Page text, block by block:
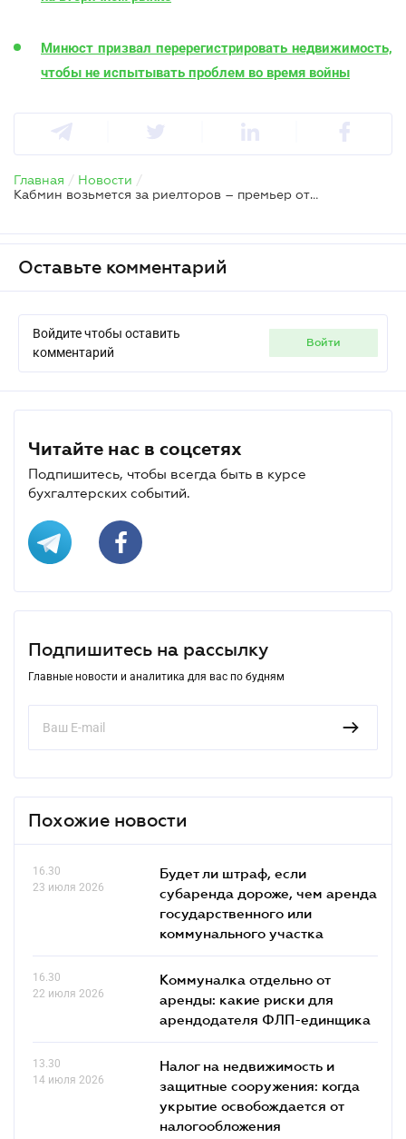
Минюст призвал перерегистрировать недвижимость,
чтобы не испытывать проблем во время войны
Главная / Новости /
Кабмин возьмется за риелторов – премьер ответила об их урегулировании
Оставьте комментарий
Войдите чтобы оставить
комментарий
войти
Читайте нас в соцсетях
Подпишитесь, чтобы всегда быть в курсе
бухгалтерских событий.
Подпишитесь на рассылку
Главные новости и аналитика для вас по будням
Похожие новости
16.30
23 июля 2026
Будет ли штраф, если
субаренда дороже, чем аренда
государственного или
коммунального участка
16.30
22 июля 2026
Коммуналка отдельно от
аренды: какие риски для
арендодателя ФЛП-единщика
13.30
14 июля 2026
Налог на недвижимость и
защитные сооружения: когда
укрытие освобождается от
налогообложения